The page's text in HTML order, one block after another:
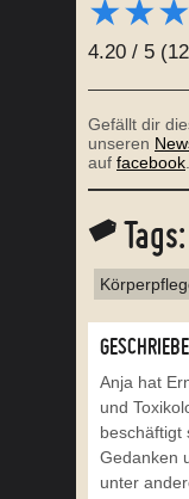
★★★
4.20 / 5 (
Gefällt dir
unseren
auf facebook.
Tags:
Anja hat
und
beschäftigt
Gedanken
unter